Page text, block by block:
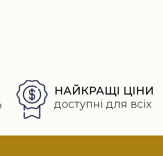
НАЙКРАЩІ ЦІНИ
доступні для всіх